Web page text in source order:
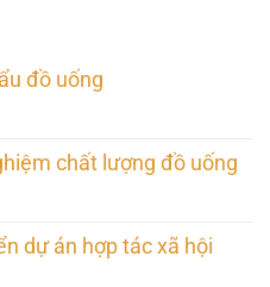
đồ uống
chất lượng đồ uống
dự án hợp tác xã hội